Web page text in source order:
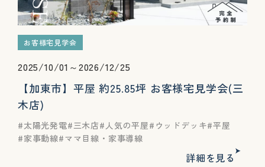
お客様宅見学会
2025/10/01～2026/12/25
【加東市】平屋 約25.85坪 お客様宅見学会(三
木店)
太陽光発電 三木店 人気の平屋 ウッドデッキ 平屋
家事動線 ママ目線・家事導線
詳細を見る